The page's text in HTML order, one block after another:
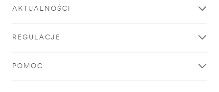
AKTUALNOŚCI
REGULACJE
POMOC